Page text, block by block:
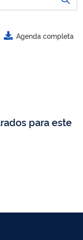
Agenda completa
para este